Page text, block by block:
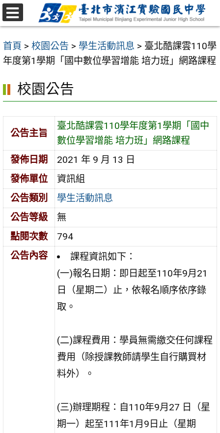
跳
至
要
內
區
首頁 > 校園公告 > 學生活動訊息 > 臺北酷課雲110學
年度第1學期「國中數位學習增能 培力班」網路課程
校園公告
公告主旨
臺北酷課雲110學年度第1學期「國中
數位學習增能 培力班」網路課程
發佈日期
2021 年 9 月 13 日
發佈單位
資訊組
公告類別
學生活動訊息
公告等級
無
點閱次數
794
公告內容
課程資訊如下：
(一)報名日期：即日起至110年9月21
日（星期二）止，依報名順序依序錄
取。
(二)課程費用：學員無需繳交任何課程
費用（除授課教師請學生自行購買材
料外）。
(三)辦理期程：自110年9月27 日（星
期一）起至111年1月9日止（星期
選
單